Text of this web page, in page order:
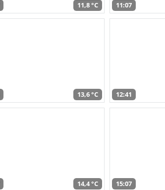
11,8 °C 11:07
13,6 °C 12:41
14,4 °C 15:07